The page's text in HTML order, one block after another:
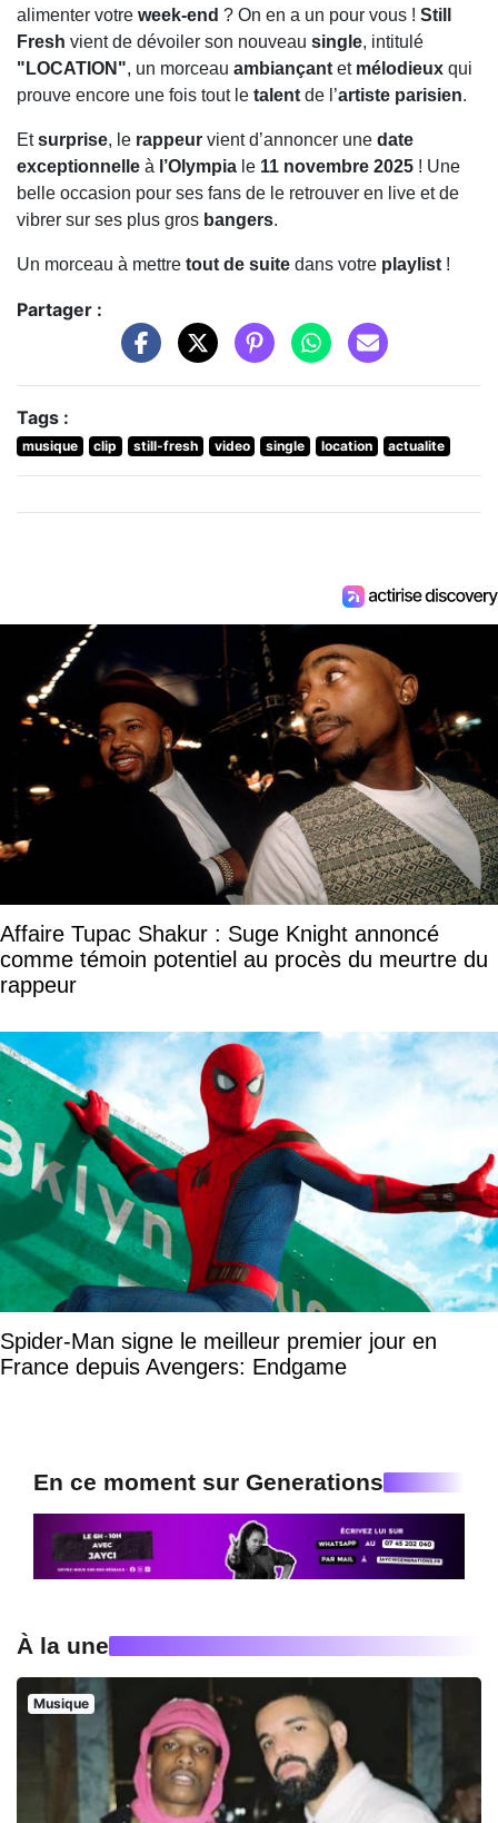
alimenter votre week-end ? On en a un pour vous ! Still
Fresh vient de dévoiler son nouveau single, intitulé
"LOCATION", un morceau ambiançant et mélodieux qui
prouve encore une fois tout le talent de l’artiste parisien.
Etsurprise, le rappeur vient d’annoncer une date
exceptionnelle à l’Olympia le 11 novembre 2025 ! Une
belle occasion pour ses fans de le retrouver en live et de
vibrer sur ses plus gros bangers.
Un morceau à mettre tout de suite dans votre playlist !
Partager :
Tags :
musique clip still-fresh video single location actualite
Affaire Tupac Shakur : Suge Knight annoncé
comme témoin potentiel au procès du meurtre du
rappeur
Spider-Man signe le meilleur premier jour en
France depuis Avengers: Endgame
En ce moment sur Generations
À la une
Musique